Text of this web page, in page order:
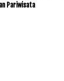
Pariwisata